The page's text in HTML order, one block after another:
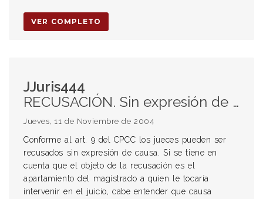
VER COMPLETO
JJuris444
RECUSACIÓN. Sin expresión de causa. Apartamiento de la persona del juez y no del juzgado.
Jueves, 11 de Noviembre de 2004
Conforme al art. 9 del CPCC los jueces pueden ser
recusados sin expresión de causa. Si se tiene en
cuenta que el objeto de la recusación es el
apartamiento del magistrado a quien le tocaría
intervenir en el juicio, cabe entender que causa